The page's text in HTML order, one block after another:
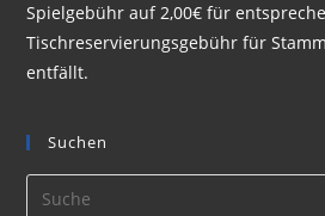
Spielgebühr auf 2,00€ für
Tischreservierungsgebühr für
entfällt.
Suchen